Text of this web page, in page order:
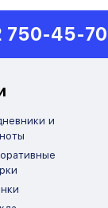
750-45-70
и